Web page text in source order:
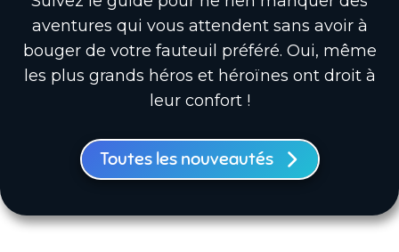
aventures qui vous attendent sans avoir à
bouger de votre fauteuil préféré. Oui, même
les plus grands héros et héroïnes ont droit à
leur confort !
Toutes les nouveautés